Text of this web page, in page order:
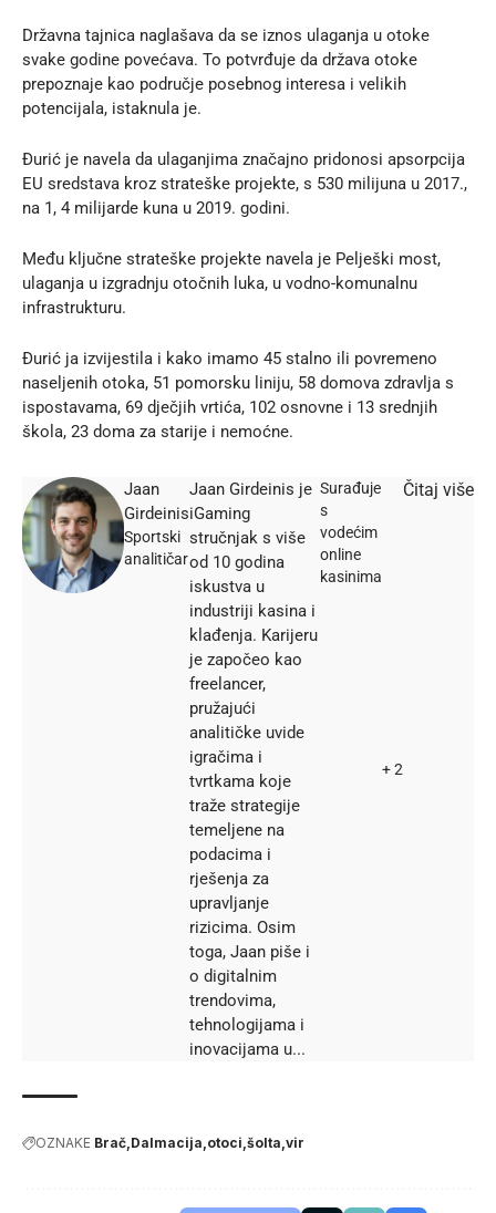
Državna tajnica naglašava da se iznos ulaganja u otoke
svake godine povećava. To potvrđuje da država otoke
prepoznaje kao područje posebnog interesa i velikih
potencijala, istaknula je.
Đurić je navela da ulaganjima značajno pridonosi apsorpcija
EU sredstava kroz strateške projekte, s 530 milijuna u 2017.,
na 1, 4 milijarde kuna u 2019. godini.
Među ključne strateške projekte navela je Pelješki most,
ulaganja u izgradnju otočnih luka, u vodno-komunalnu
infrastrukturu.
Đurić ja izvijestila i kako imamo 45 stalno ili povremeno
naseljenih otoka, 51 pomorsku liniju, 58 domova zdravlja s
ispostavama, 69 dječjih vrtića, 102 osnovne i 13 srednjih
škola, 23 doma za starije i nemoćne.
Jaan
Girdeinis
Sportski
analitičar
Jaan Girdeinis je
iGaming
stručnjak s više
od 10 godina
iskustva u
industriji kasina i
klađenja. Karijeru
je započeo kao
freelancer,
pružajući
analitičke uvide
igračima i
tvrtkama koje
traže strategije
temeljene na
podacima i
rješenja za
upravljanje
rizicima. Osim
toga, Jaan piše i
o digitalnim
trendovima,
tehnologijama i
inovacijama u...
Surađuje
s
vodećim
online
kasinima
+ 2
Čitaj više
OZNAKE Brač Dalmacija otoci šolta vir